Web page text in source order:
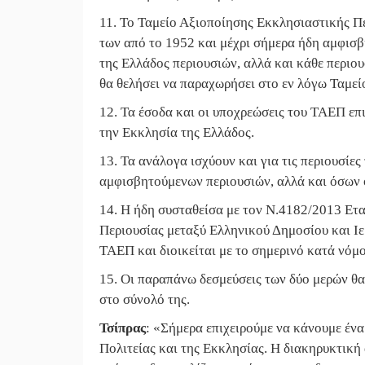
11. Το Ταμείο Αξιοποίησης Εκκλησιαστικής
των από το 1952 και μέχρι σήμερα ήδη
της Ελλάδος περιουσιών, αλλά και κάθε
θα θελήσει να παραχωρήσει στο εν λόγω
12. Τα έσοδα και οι υποχρεώσεις του ΤΑΕΠ
την Εκκλησία της Ελλάδος.
13. Τα ανάλογα ισχύουν και για τις
αμφισβητούμενων περιουσιών, αλλά και
14. Η ήδη συσταθείσα με τον Ν.4182/2013
Περιουσίας μεταξύ Ελληνικού Δημοσίου και
ΤΑΕΠ και διοικείται με το σημερινό κατά
15. Οι παραπάνω δεσμεύσεις των δύο μερών
στο σύνολό της.
Τσίπρας: «Σήμερα επιχειρούμε να κάνουμε
Πολιτείας και της Εκκλησίας. Η